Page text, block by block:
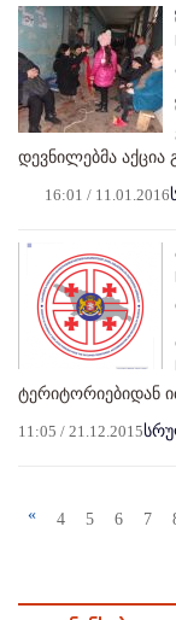
დევნილებმა აქცია
16:01 / 11.01.2016
ტერიტორიებიდან
11:05 / 21.12.2015
« 4 5 6 7